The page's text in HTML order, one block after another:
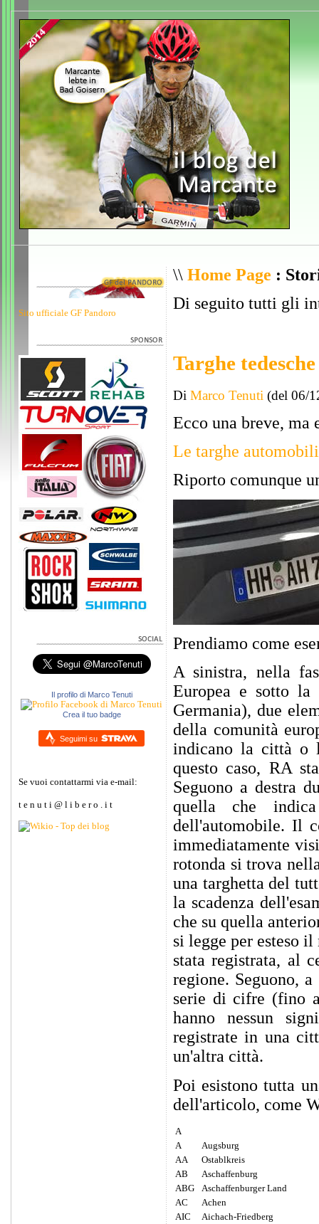
Sito ufficiale GF Pandoro
Il profilo di Marco Tenuti
Crea il tuo badge
Seguimi su
Se vuoi contattarmi via e-mail:
t e n u t i @ l i b e r o . i t
\\ Home Page :
Di seguito tutti gli
Targhe tedesche
Di Marco Tenuti (del 06/
Ecco una breve, ma
Le targhe
Riporto comunque
Prendiamo come
A sinistra, nella
Europea e sotto
Germania), due
della comunità
indicano la città o
questo caso, RA
Seguono a destra
quella che
dell'automobile. Il
immediatamente
rotonda si trova
una targhetta del
la scadenza
che su quella
si legge per esteso
stata registrata, al
regione. Seguono,
serie di cifre (fino
hanno nessun
registrate in una
un'altra città.
Poi esistono tutta
dell'articolo, come
A
A
Augsburg
AA
Ostablkreis
AB
Aschaffenburg
ABG
Aschaffenburger Land
AC
Achen
AIC
Aichach-Friedberg